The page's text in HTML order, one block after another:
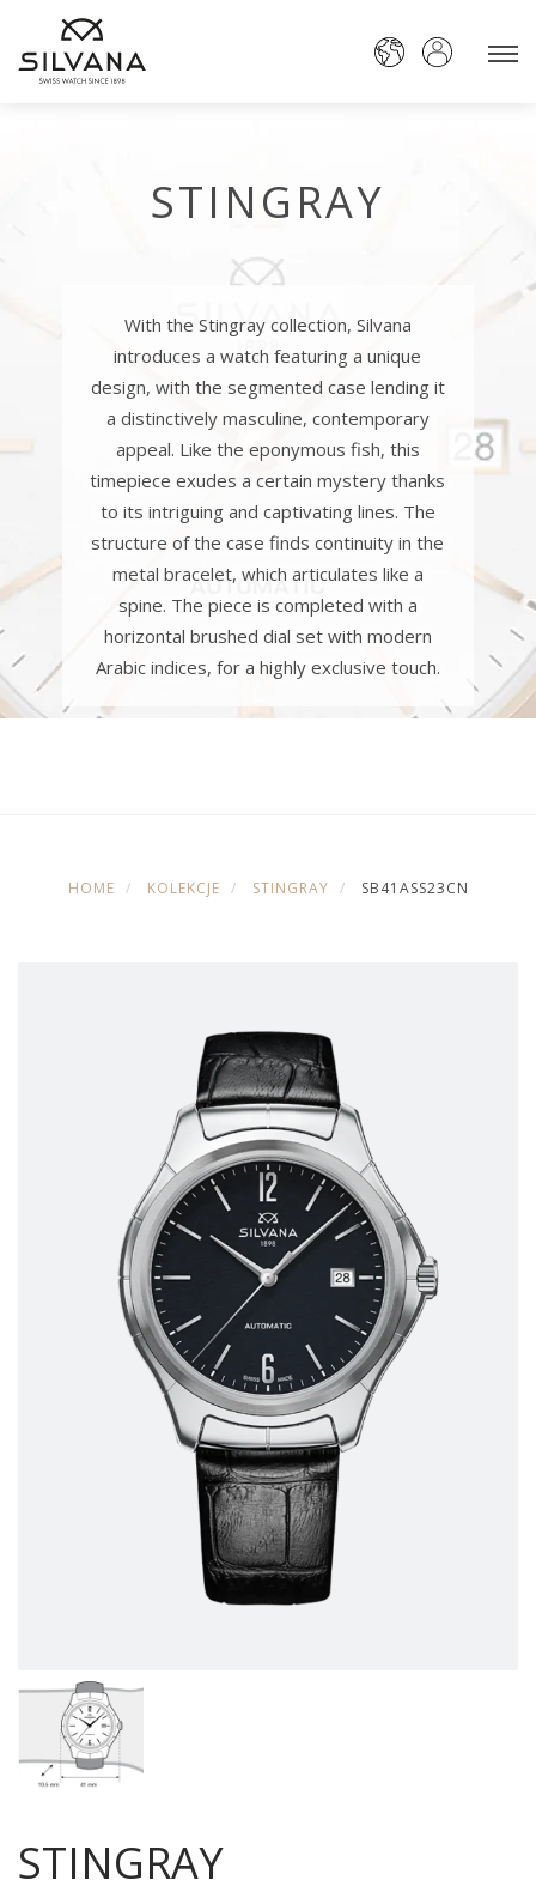
STINGRAY
With the Stingray collection, Silvana
introduces a watch featuring a unique
design, with the segmented case lending it
a distinctively masculine, contemporary
appeal. Like the eponymous fish, this
timepiece exudes a certain mystery thanks
to its intriguing and captivating lines. The
structure of the case finds continuity in the
metal bracelet, which articulates like a
spine. The piece is completed with a
horizontal brushed dial set with modern
Arabic indices, for a highly exclusive touch.
HOME KOLEKCJE STINGRAY SB41ASS23CN
STINGRAY